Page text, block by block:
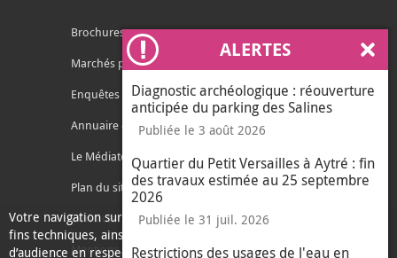
Votre navigation sur ce site nécessite l’usage de cookies pour des
fins techniques, ainsi que des cookies anonymisés de mesure
d’audience en respect de la législation relative aux données à
ALERTES
Diagnostic archéologique : réouverture
anticipée du parking des Salines
Publiée le 3 août 2026
Quartier du Petit Versailles à Aytré : fin
des travaux estimée au 25 septembre
2026
Publiée le 31 juil. 2026
Restrictions des usages de l'eau en
Brochures
Marchés publics
Enquêtes publiques
Annuaire des services
Le Médiateur de l'Agglo
Plan du site
Contacter l'agglo
Mentions légales